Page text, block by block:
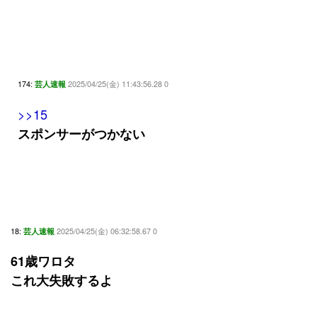
174: 芸人速報 2025/04/25(金) 11:43:56.28 0
>>15
スポンサーがつかない
18: 芸人速報 2025/04/25(金) 06:32:58.67 0
61歳ワロタ
これ大失敗するよ